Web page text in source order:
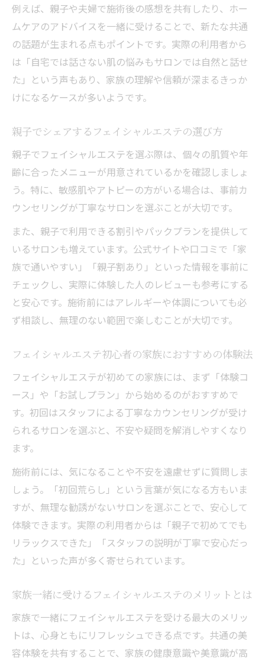
肌質に合わせた家族向けフェイシャルエス
テの選び方
お得な特典を活用した家族向け美容デーのすす
め
家族で使えるフェイシャルエステの割引特
フェイシャルエステのお得なキャンペーン
活用術
家族に人気のフェイシャルエステ紹介割引
とは
美容デーに最適なフェイシャルエステ特典
選び
家族みんなで楽しめるフェイシャルエステ
の予約法
エステの初回体験と家族で安心できる選び方
フェイシャルエステ初回体験の不安解消ポ
イント
の特徴
初回荒らしを避けるためのフェイシャルエ
ステ選び方
初心者でも安心な家族向けフェイシャルエ
ステ体験法
全基準
フェイシャルエステを通じて家族の絆を深める
コツ
フェイシャルエステで家族のコミュニケー
ションが向上
家族行事としてのフェイシャルエステ活用
アイデア
絆の大切さ
家族とのフェイシャルエステで得られる心
例えば、親子や夫婦で施術後の感想を共有したり、ホー
ムケアのアドバイスを一緒に受けることで、新たな共通
の話題が生まれる点もポイントです。実際の利用者から
は「自宅では話さない肌の悩みもサロンでは自然と話せ
た」という声もあり、家族の理解や信頼が深まるきっか
けになるケースが多いようです。
親子でシェアするフェイシャルエステの選び方
親子でフェイシャルエステを選ぶ際は、個々の肌質や年
齢に合ったメニューが用意されているかを確認しましょ
う。特に、敏感肌やアトピーの方がいる場合は、事前カ
ウンセリングが丁寧なサロンを選ぶことが大切です。
また、親子で利用できる割引やパックプランを提供して
いるサロンも増えています。公式サイトや口コミで「家
族で通いやすい」「親子割あり」といった情報を事前に
チェックし、実際に体験した人のレビューも参考にする
と安心です。施術前にはアレルギーや体調についても必
ず相談し、無理のない範囲で楽しむことが大切です。
フェイシャルエステ初心者の家族におすすめの体験法
フェイシャルエステが初めての家族には、まず「体験コ
ース」や「お試しプラン」から始めるのがおすすめで
す。初回はスタッフによる丁寧なカウンセリングが受け
られるサロンを選ぶと、不安や疑問を解消しやすくなり
ます。
施術前には、気になることや不安を遠慮せずに質問しま
しょう。「初回荒らし」という言葉が気になる方もいま
すが、無理な勧誘がないサロンを選ぶことで、安心して
体験できます。実際の利用者からは「親子で初めてでも
リラックスできた」「スタッフの説明が丁寧で安心だっ
た」といった声が多く寄せられています。
家族一緒に受けるフェイシャルエステのメリットとは
家族で一緒にフェイシャルエステを受ける最大のメリッ
トは、心身ともにリフレッシュできる点です。共通の美
容体験を共有することで、家族の健康意識や美意識が高